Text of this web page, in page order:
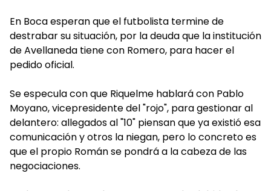
En Boca esperan que el futbolista termine de
destrabar su situación, por la deuda que la institución
de Avellaneda tiene con Romero, para hacer el
pedido oficial.
Se especula con que Riquelme hablará con Pablo
Moyano, vicepresidente del "rojo", para gestionar al
delantero: allegados al "10" piensan que ya existió esa
comunicación y otros la niegan, pero lo concreto es
que el propio Román se pondrá a la cabeza de las
negociaciones.